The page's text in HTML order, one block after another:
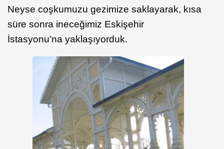
Neyse coşkumuzu gezimize saklayarak, kısa
süre sonra ineceğimiz Eskişehir
İstasyonu'na yaklaşıyorduk.